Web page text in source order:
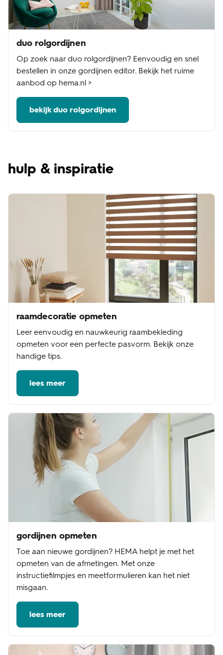
duo rolgordijnen
Op zoek naar duo rolgordijnen? Eenvoudig en snel
bestellen in onze gordijnen editor. Bekijk het ruime
aanbod op hema.nl >
bekijk duo rolgordijnen
hulp & inspiratie
raamdecoratie opmeten
Leer eenvoudig en nauwkeurig raambekleding
opmeten voor een perfecte pasvorm. Bekijk onze
handige tips.
lees meer
gordijnen opmeten
Toe aan nieuwe gordijnen? HEMA helpt je met het
opmeten van de afmetingen. Met onze
instructiefilmpjes en meetformulieren kan het niet
misgaan.
lees meer